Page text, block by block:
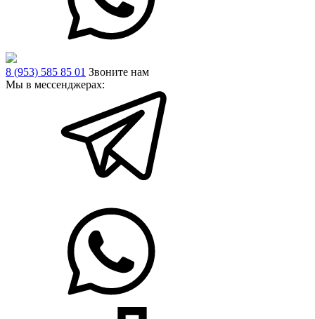
8 (953) 585 85 01 Звоните нам
Мы в мессенджерах: